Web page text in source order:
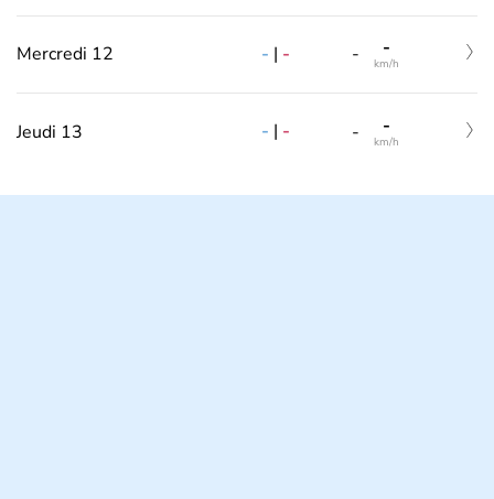
Mercredi 12 - | - - -
km/h
Jeudi 13 - | - - -
km/h